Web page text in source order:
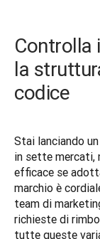
Controlla
la
codice
Stai lanciando
in sette mercati,
efficace se
marchio è
team di
richieste di
tutte queste